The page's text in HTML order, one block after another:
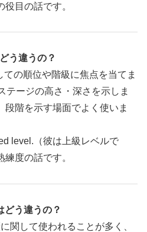
目の話です。
う違うの？
の順位や階級に焦点を当てま
テージの高さ・深さを示しま
階を示す場面でよく使いま
level.（彼は上級レベルで
度の話です。
う違うの？
関して使われることが多く、